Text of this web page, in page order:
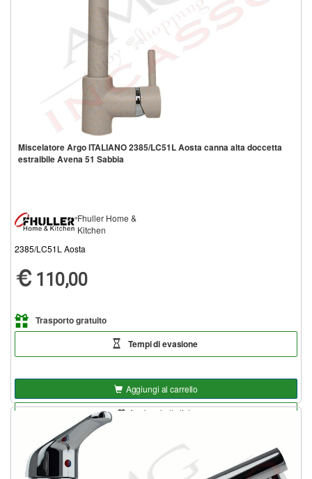
Miscelatore Argo ITALIANO 2385/LC51L Aosta canna alta doccetta
estraibile Avena 51 Sabbia
Fhuller Home &
Kitchen
2385/LC51L Aosta
110,00
Trasporto gratuito
Tempi di evasione
Aggiungi al carrello
Aggiungi alla lista